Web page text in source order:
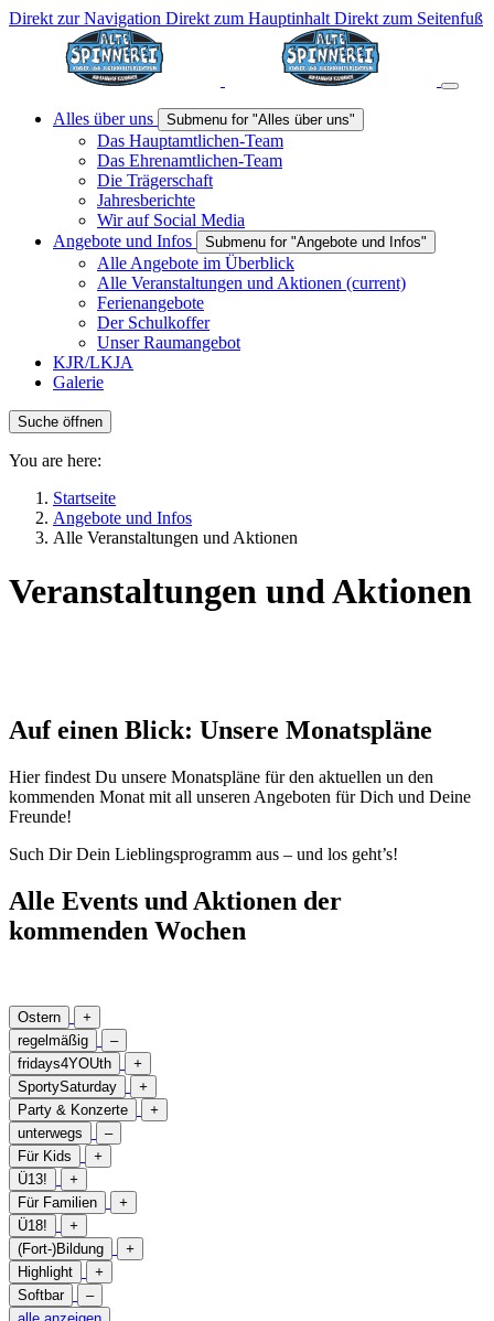
Direkt zur Navigation Direkt zum Hauptinhalt Direkt zum Seitenfuß
Alles über uns Submenu for "Alles über uns"
Das Hauptamtlichen-Team
Das Ehrenamtlichen-Team
Die Trägerschaft
Jahresberichte
Wir auf Social Media
Angebote und Infos
Submenu for "Angebote und Infos"
Alle Angebote im Überblick
Alle Veranstaltungen und Aktionen (current)
Ferienangebote
Der Schulkoffer
Unser Raumangebot
KJR/LKJA
Galerie
Suche öffnen
You are here:
Startseite
Angebote und Infos
Alle Veranstaltungen und Aktionen
Veranstaltungen und Aktionen
Auf einen Blick: Unsere Monatspläne
Hier findest Du unsere Monatspläne für den aktuellen un den
kommenden Monat mit all unseren Angeboten für Dich und Deine
Freunde!
Such Dir Dein Lieblingsprogramm aus – und los geht’s!
Alle Events und Aktionen der
kommenden Wochen
Ostern
+
regelmäßig
–
fridays4YOUth
+
SportySaturday
+
Party & Konzerte
+
unterwegs
–
Für Kids
+
Ü13!
+
Für Familien
+
Ü18!
+
(Fort-)Bildung
+
Highlight
+
Softbar
–
alle anzeigen